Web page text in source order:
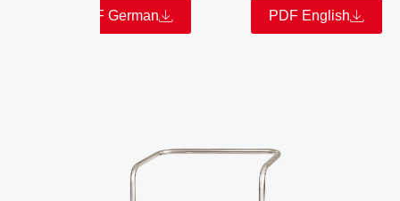
PDF German PDF English